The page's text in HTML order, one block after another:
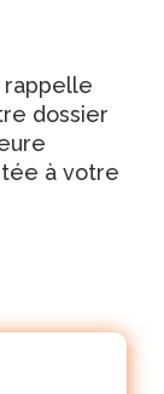
rappelle
dossier
à votre